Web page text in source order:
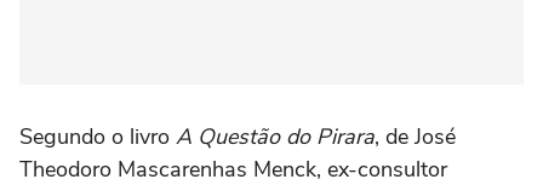
Segundo o livro A Questão do Pirara, de José
Theodoro Mascarenhas Menck, ex-consultor